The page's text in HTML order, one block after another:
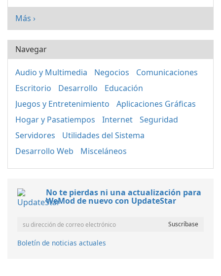
Más ›
Navegar
Audio y Multimedia Negocios
Comunicaciones
Escritorio
Desarrollo
Educación
Juegos y Entretenimiento
Aplicaciones Gráficas
Hogar y Pasatiempos
Internet
Seguridad
Servidores
Utilidades del Sistema
Desarrollo Web
Misceláneos
No te pierdas ni una actualización para
WeMod de nuevo con UpdateStar
Boletín de noticias actuales